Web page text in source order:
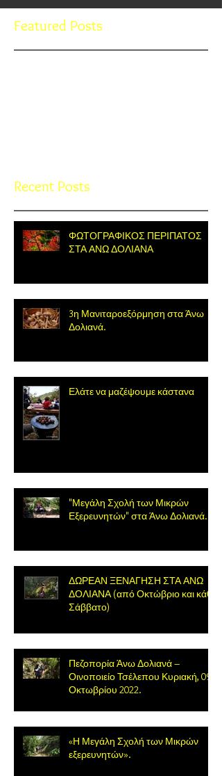
Featured Posts
Recent Posts
ΦΩΤΟΓΡΑΦΙΚΟΣ ΠΕΡΙΠΑΤΟΣ
ΣΤΑ ΑΝΩ ΔΟΛΙΑΝΑ
3η Μανιταροεξόρμηση στα Άνω
Δολιανά.
Ελάτε να μαζέψουμε κάστανα
"Μεγάλη Σχολή των Μικρών
Εξερευνητών" στα Άνω Δολιανά.
ΔΩΡΕΑΝ ΞΕΝΑΓΗΣΗ ΣΤΑ ΑΝΩ
ΔΟΛΙΑΝΑ (από Οκτώβριο και κάθε
Σάββατο)
Πεζοπορία Άνω Δολιανά –
Οινοποιείο Τσέλεπου Κυριακή, 09
Οκτωβρίου 2022.
«Η Μεγάλη Σχολή των Μικρών
εξερευνητών».